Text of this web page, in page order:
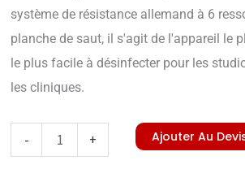
système de résistance allemand à 6
planche de saut, il s'agit de l'appareil le
le plus facile à désinfecter pour les
les cliniques.
-
quantité
de
+ Ajouter Au